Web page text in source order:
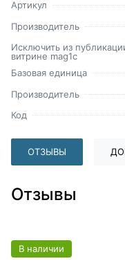
Артикул
Производитель
Исключить из
витрине mag1c
Базовая единица
Производитель
Код
ОТЗЫВЫ
Отзывы
В наличии